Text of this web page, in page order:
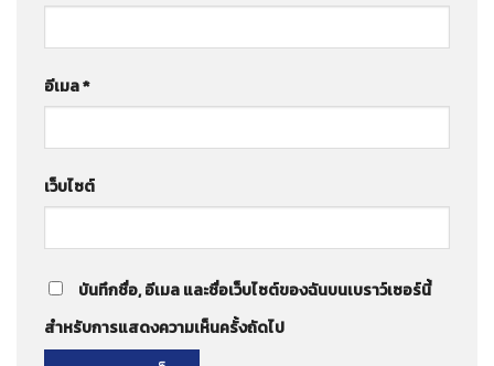
อีเมล*
เว็บไซต์
บันทึกชื่อ, อีเมล และชื่อเว็บไซต์ของฉันบนเบราว์เซอร์นี้
สำหรับการแสดงความเห็นครั้งถัดไป